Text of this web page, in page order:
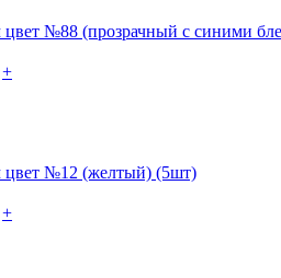
цвет №88 (прозрачный с синими
+
цвет №12 (желтый) (5шт)
+